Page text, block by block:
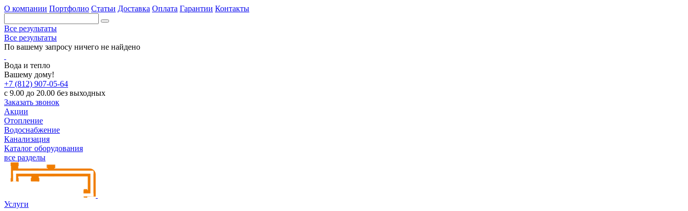
О компании Портфолио Статьи Доставка Оплата Гарантии Контакты
Все результаты
Все результаты
По вашему запросу ничего не найдено
Вода и тепло
Вашему дому!
+7 (812) 907-05-64
с 9.00 до 20.00 без выходных
Заказать звонок
Акции
Отопление
Водоснабжение
Канализация
Каталог оборудования
все разделы
Услуги